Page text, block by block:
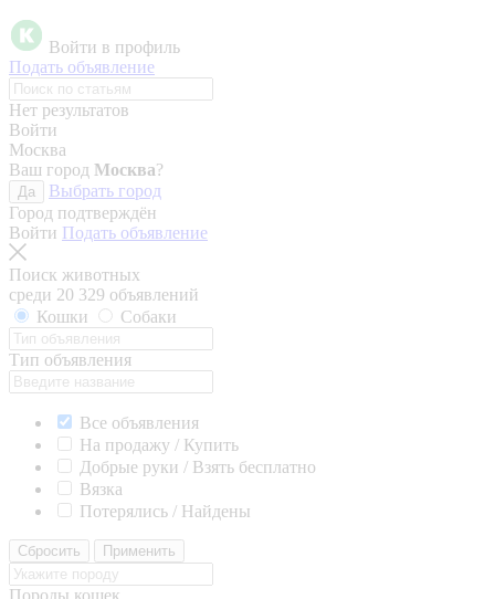
Войти в профиль
Подать объявление
Нет результатов
Войти
Москва
Ваш город Москва?
Да
Выбрать город
Город подтверждён
Войти Подать объявление
Поиск животных
среди 20 329 объявлений
Кошки
Собаки
Тип объявления
Все объявления
На продажу / Купить
Добрые руки / Взять бесплатно
Вязка
Потерялись / Найдены
Сбросить Применить
Породы кошек